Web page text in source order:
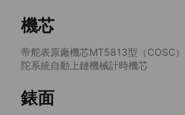
機芯
帝舵表原廠機芯MT5813型（COSC
陀系統自動上鏈機械計時機芯
錶面